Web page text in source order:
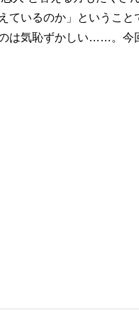
ているのか」というこ
は気恥ずかしい……。今